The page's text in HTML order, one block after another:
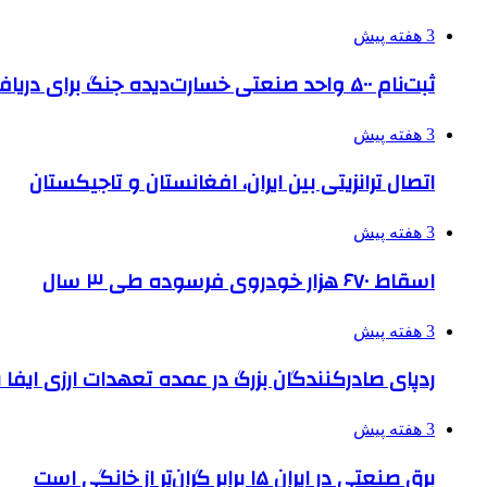
3 هفته پیش
ثبت‌نام ۵۰۰ واحد صنعتی خسارت‌دیده جنگ برای دریافت تسهیلات
3 هفته پیش
اتصال ترانزیتی بین ایران، افغانستان و تاجیکستان
3 هفته پیش
اسقاط ۶۷۰ هزار خودروی فرسوده طی ۳ سال
3 هفته پیش
ردپای صادرکنندگان بزرگ در عمده تعهدات ارزی
3 هفته پیش
برق صنعتی در ایران ۱۵ برابر گران‌تر از خانگی است